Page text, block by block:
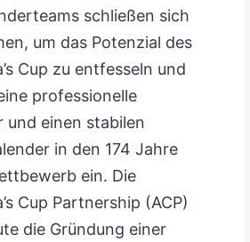
schließen sich
um das Potenzial des
Cup zu entfesseln und
professionelle
und einen stabilen
in den 174 Jahre
ein. Die
Cup Partnership (ACP)
die Gründung einer